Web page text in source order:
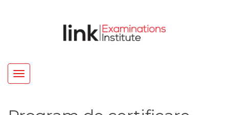
Toggle
navigation